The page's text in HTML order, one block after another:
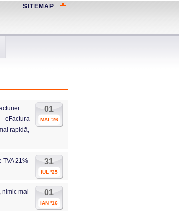
SITEMAP
01
MAI '26
eFactura
rapidă,
31
IUL '25
TVA 21%
01
IAN '16
nimic mai